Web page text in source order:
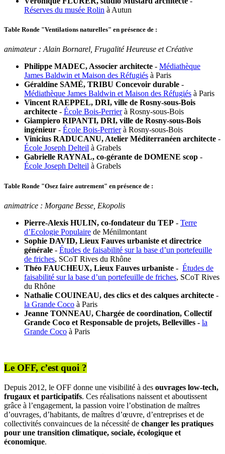
Réserves du musée Rolin à Autun
Table Ronde "Ventilations naturelles" en présence de :
animateur : Alain Bornarel, Frugalité Heureuse et Créative
Philippe MADEC, Associer architecte - Médiathèque
James Baldwin et Maison des Réfugiés à Paris
Géraldine SAMÉ, TRIBU Concevoir durable -
Médiathèque James Baldwin et Maison des Réfugiés à Paris
Vincent RAEPPEL, DRI, ville de Rosny-sous-Bois
architecte - École Bois-Perrierà Rosny-sous-Bois
Giampiero RIPANTI, DRI, ville de Rosny-sous-Bois
ingénieur - École Bois-Perrierà Rosny-sous-Bois
Vinicius RADUCANU, Atelier Méditerranéen architecte -
École Joseph Delteil à Grabels
Gabrielle RAYNAL, co-gérante de DOMENE scop -
École Joseph Delteil à Grabels
Table Ronde "Osez faire autrement" en présence de :
animatrice : Morgane Besse, Ekopolis
Pierre-Alexis HULIN, co-fondateur du TEP - Terre
d’Ecologie Populaire de Ménilmontant
Sophie DAVID, Lieux Fauves urbaniste et directrice
générale - Études de faisabilité sur la base d’un portefeuille
de friches, SCoT Rives du Rhône
Théo FAUCHEUX, Lieux Fauves urbaniste - Études de
faisabilité sur la base d’un portefeuille de friches, SCoT Rives
du Rhône
Nathalie COUINEAU, des clics et des calques architecte -
la Grande Coco à Paris
Jeanne TONNEAU, Chargée de coordination, Collectif
Grande Coco et Responsable de projets, Bellevilles - la
Grande Coco à Paris
Le OFF, c’est quoi ?
Depuis 2012, le OFF donne une visibilité à des ouvrages low-tech,
frugaux et participatifs. Ces réalisations naissent et aboutissent
grâce à l’engagement, la passion voire l’obstination de maîtres
d’ouvrages, d’habitants, de maîtres d’œuvre, d’entreprises et de
collectivités convaincues de la nécessité de changer les pratiques
pour une transition climatique, sociale, écologique et
économique.